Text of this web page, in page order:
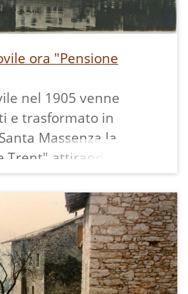
della stessa
con l'identificativo
ora "Pensione
nel 1905 venne
e trasformato in
Massenza la
Trent" attirando molti
a riempire la parte
lago coi materiali di
dalle gallerie per la
centrale idroelettrica,
il palazzo dal lago.